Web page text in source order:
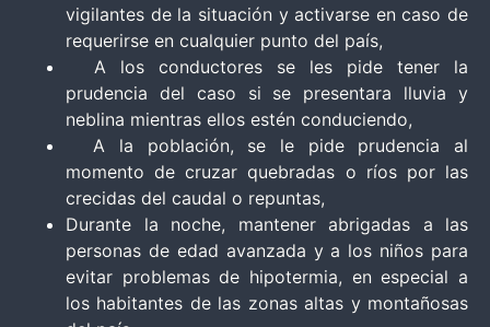
vigilantes de la situación y activarse en caso de
requerirse en cualquier punto del país,
A los conductores se les pide tener la
prudencia del caso si se presentara lluvia y
neblina mientras ellos estén conduciendo,
A la población, se le pide prudencia al
momento de cruzar quebradas o ríos por las
crecidas del caudal o repuntas,
Durante la noche, mantener abrigadas a las
personas de edad avanzada y a los niños para
evitar problemas de hipotermia, en especial a
los habitantes de las zonas altas y montañosas